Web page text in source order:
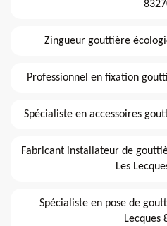
Zingueur gouttière
Professionnel en fixation
Spécialiste en accessoires
Fabricant installateur de
Les
Spécialiste en pose de
Lecques